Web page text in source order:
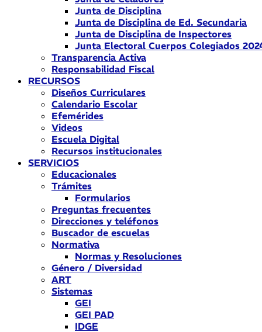
Junta de Disciplina
Junta de Disciplina de Ed. Secundaria
Junta de Disciplina de Inspectores
Junta Electoral Cuerpos Colegiados
Transparencia Activa
Responsabilidad Fiscal
RECURSOS
Diseños Curriculares
Calendario Escolar
Efemérides
Videos
Escuela Digital
Recursos institucionales
SERVICIOS
Educacionales
Trámites
Formularios
Preguntas frecuentes
Direcciones y teléfonos
Buscador de escuelas
Normativa
Normas y Resoluciones
Género / Diversidad
ART
Sistemas
GEI
GEI PAD
IDGE